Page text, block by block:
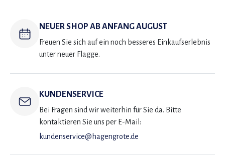
NEUER SHOP AB ANFANG AUGUST
Freuen Sie sich auf ein noch besseres Einkaufserlebnis
unter neuer Flagge.
KUNDENSERVICE
Bei Fragen sind wir weiterhin für Sie da. Bitte
kontaktieren Sie uns per E-Mail:
kundenservice@hagengrote.de